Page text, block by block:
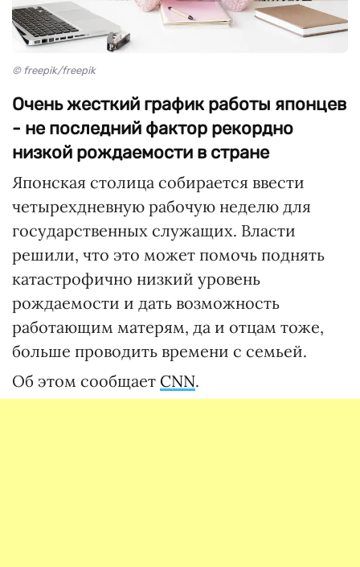
© freepik/freepik
Очень жесткий график работы японцев
- не последний фактор рекордно
низкой рождаемости в стране
Японская столица собирается ввести
четырехдневную рабочую неделю для
государственных служащих. Власти
решили, что это может помочь поднять
катастрофично низкий уровень
рождаемости и дать возможность
работающим матерям, да и отцам тоже,
больше проводить времени с семьей.
Об этом сообщает CNN.